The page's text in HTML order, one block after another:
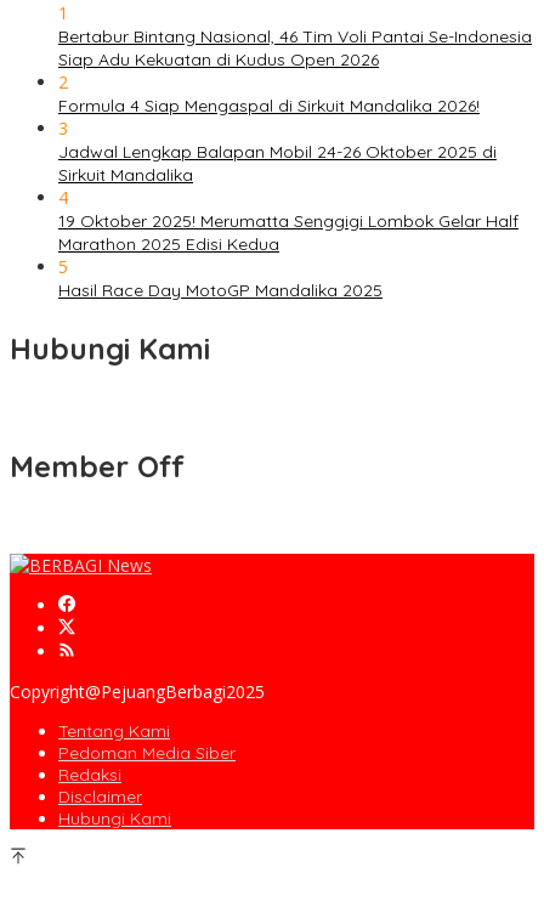
1
Bertabur Bintang Nasional, 46 Tim Voli Pantai Se-Indonesia
Siap Adu Kekuatan di Kudus Open 2026
2
Formula 4 Siap Mengaspal di Sirkuit Mandalika 2026!
3
Jadwal Lengkap Balapan Mobil 24-26 Oktober 2025 di
Sirkuit Mandalika
4
19 Oktober 2025! Merumatta Senggigi Lombok Gelar Half
Marathon 2025 Edisi Kedua
5
Hasil Race Day MotoGP Mandalika 2025
Hubungi Kami
Member Off
Copyright@PejuangBerbagi2025
Tentang Kami
Pedoman Media Siber
Redaksi
Disclaimer
Hubungi Kami